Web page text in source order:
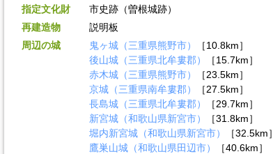
指定文化財
市史跡（曽根城跡）
再建造物
説明板
周辺の城
鬼ヶ城（三重県熊野市）
［10.8km］
後山城（三重県北牟婁郡）
［15.7km］
赤木城（三重県熊野市）
［23.5km］
京城（三重県南牟婁郡）
［27.5km］
長島城（三重県北牟婁郡）
［29.7km］
新宮城（和歌山県新宮市）
［31.8km］
堀内新宮城（和歌山県新宮市）
［32.5km］
鷹巣山城（和歌山県田辺市）
［40.6km］